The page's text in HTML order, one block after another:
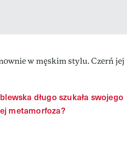
w męskim stylu. Czerń jej
długo szukała swojego
metamorfoza?